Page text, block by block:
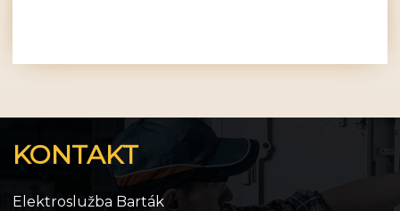
KONTAKT
Elektroslužba Barták